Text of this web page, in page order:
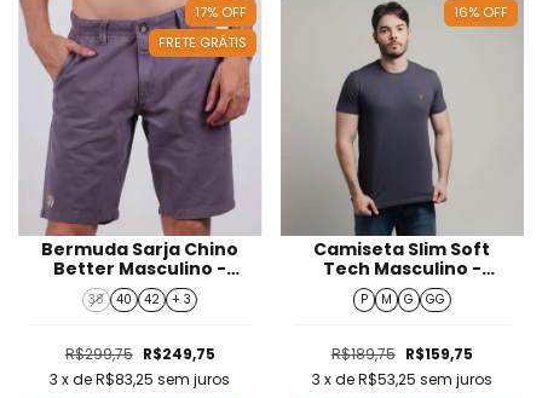
17% OFF
FRETE GRÁTIS
Bermuda Sarja Chino
Better Masculino -
S425020
38 40 42 + 3
R$299,75 R$249,75
3 x deR$83,25 sem juros
16% OFF
Camiseta Slim Soft
Tech Masculino -
T424215
P M G GG
R$189,75 R$159,75
3 x deR$53,25 sem juros